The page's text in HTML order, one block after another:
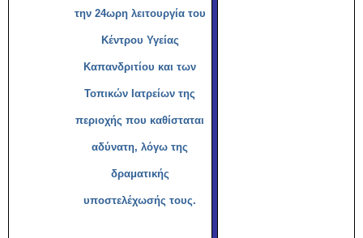
την 24ωρη λειτουργία του
Κέντρου Υγείας
Καπανδριτίου και των
Τοπικών Ιατρείων της
περιοχής που καθίσταται
αδύνατη, λόγω της
δραματικής
υποστελέχωσής τους.